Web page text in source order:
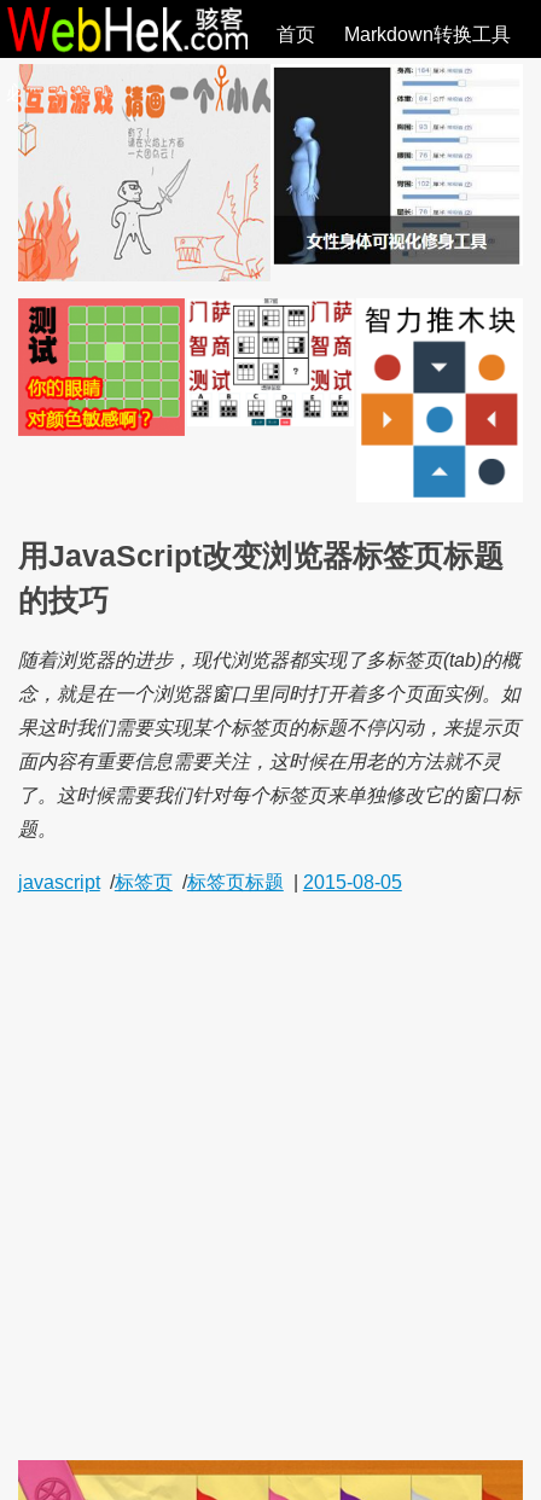
首页 Markdown转换工具
必观作品 SVG教程 SVG手册 全部文章
用JavaScript改变浏览器标签页标题
的技巧
随着浏览器的进步，现代浏览器都实现了多标签页(tab)的概
念，就是在一个浏览器窗口里同时打开着多个页面实例。如
果这时我们需要实现某个标签页的标题不停闪动，来提示页
面内容有重要信息需要关注，这时候在用老的方法就不灵
了。这时候需要我们针对每个标签页来单独修改它的窗口标
题。
javascript /标签页 /标签页标题 2015-08-05